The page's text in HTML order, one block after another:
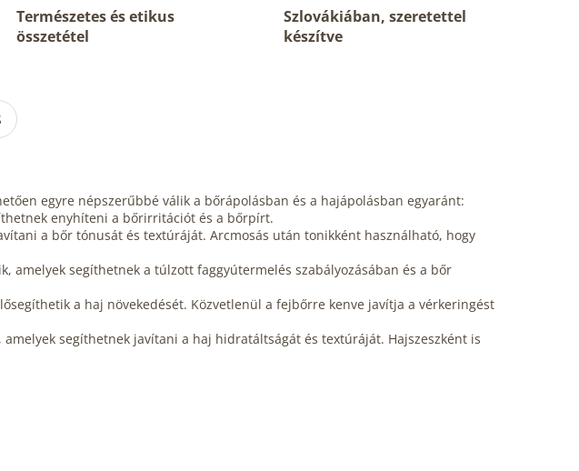
Természetes és etikus
összetétel
Szlovákiában, szeretettel
készítve
egyre népszerűbbé válik a bőrápolásban és a hajápolásban egyaránt:
enyhíteni a bőrirritációt és a bőrpírt.
a bőr tónusát és textúráját. Arcmosás után tonikként használható, hogy
amelyek segíthetnek a túlzott faggyútermelés szabályozásában és a bőr
a haj növekedését. Közvetlenül a fejbőrre kenve javítja a vérkeringést
segíthetnek javítani a haj hidratáltságát és textúráját. Hajszeszként is